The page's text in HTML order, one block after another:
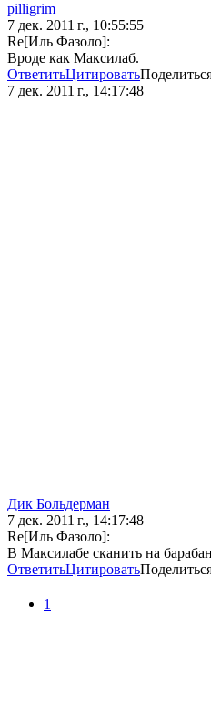
pilligrim
7 дек. 2011 г., 10:55:55
Re[Иль Фазоло]:
Вроде как Максилаб.
ОтветитьЦитировать
7 дек. 2011 г., 14:17:48
Дик Больдерман
7 дек. 2011 г., 14:17:48
Re[Иль Фазоло]:
В Максилабе сканить на
ОтветитьЦитировать
1